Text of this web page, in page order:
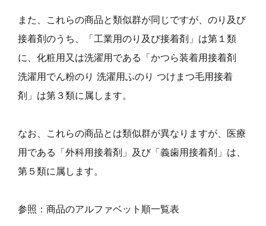
また、これらの商品と類似群が同じですが、のり及び
接着剤のうち、「工業用のり及び接着剤」は第１類
に、化粧用又は洗濯用である「かつら装着用接着剤
洗濯用でん粉のり 洗濯用ふのり つけまつ毛用接着
剤」は第３類に属します。
なお、これらの商品とは類似群が異なりますが、医療
用である「外科用接着剤」及び「義歯用接着剤」は、
第５類に属します。
参照：商品のアルファベット順一覧表